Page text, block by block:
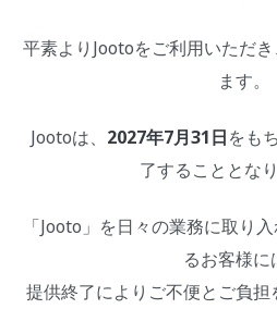
平素よりJootoをご利用いただ
ます。
Jootoは、 2027年7月31日をも
了することとなり
「Jooto」を日々の業務に取り
るお客様に
提供終了によりご不便とご負